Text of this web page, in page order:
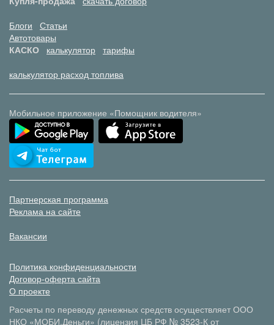
Блоги
Статьи
Автотовары
КАСКО
калькулятор тарифы
калькулятор расход топлива
Мобильное приложение «Помощник водителя»
Партнерская программа
Реклама на сайте
Вакансии
Политика конфиденциальности
Договор-оферта сайта
О проекте
Расчеты по переводу денежных средств осуществляет ООО
НКО «МОБИ.Деньги» (лицензия ЦБ РФ № 3523-К от